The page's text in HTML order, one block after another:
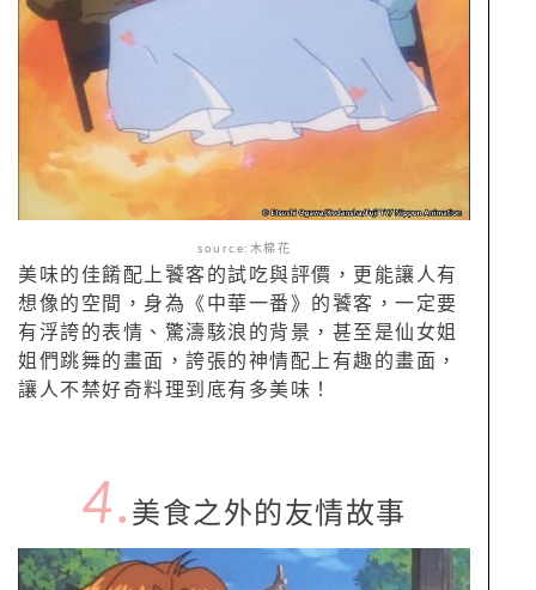
source:木棉花
美味的佳餚配上饕客的試吃與評價，更能讓人有
想像的空間，身為《中華一番》的饕客，一定要
有浮誇的表情、驚濤駭浪的背景，甚至是仙女姐
姐們跳舞的畫面，誇張的神情配上有趣的畫面，
讓人不禁好奇料理到底有多美味！
4. 美食之外的友情故事